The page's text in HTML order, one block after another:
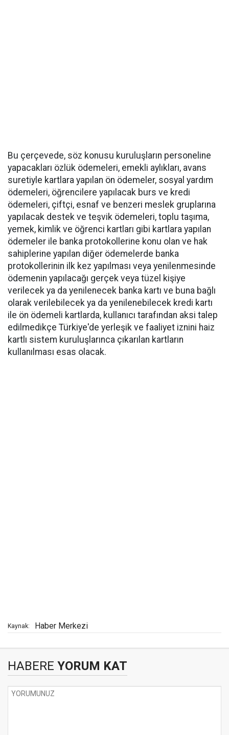
Bu çerçevede, söz konusu kuruluşların personeline
yapacakları özlük ödemeleri, emekli aylıkları, avans
suretiyle kartlara yapılan ön ödemeler, sosyal yardım
ödemeleri, öğrencilere yapılacak burs ve kredi
ödemeleri, çiftçi, esnaf ve benzeri meslek gruplarına
yapılacak destek ve teşvik ödemeleri, toplu taşıma,
yemek, kimlik ve öğrenci kartları gibi kartlara yapılan
ödemeler ile banka protokollerine konu olan ve hak
sahiplerine yapılan diğer ödemelerde banka
protokollerinin ilk kez yapılması veya yenilenmesinde
ödemenin yapılacağı gerçek veya tüzel kişiye
verilecek ya da yenilenecek banka kartı ve buna bağlı
olarak verilebilecek ya da yenilenebilecek kredi kartı
ile ön ödemeli kartlarda, kullanıcı tarafından aksi talep
edilmedikçe Türkiye'de yerleşik ve faaliyet iznini haiz
kartlı sistem kuruluşlarınca çıkarılan kartların
kullanılması esas olacak.
Kaynak: Haber Merkezi
HABERE YORUM KAT